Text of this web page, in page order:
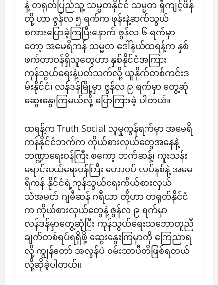
နဲ့ တရုတ်ပြည်သူ့ သမ္မတနိုင်ငံ သမ္မတ ရှီကျင့်ဖိန်
တို့ ဟာ ဇွန်လ ၅ ရက်က ဖုန်းနဲ့ဆက်သွယ်
စကားပြောခဲ့ကြပြီးနောက် ဇွန်လ ၆ ရက်မှာ
တော့ အမေရိကန် သမ္မတ ဒေါ်နယ်ထရန့်က နှစ်
ဖက်တာဝန်ရှိသူတွေဟာ နှစ်နိုင်ငံအကြား
ကုန်သွယ်ရေးနဲ့ပတ်သက်လို့ ယူနိုက်တစ်ကင်းဒ
မ်းနိုင်ငံ၊ လန်ဒန်မြို့မှာ ဇွန်လ ၉ ရက်မှာ တွေ့ဆုံ
ဆွေးနွေးကြမယ်လို့ ပြောကြားခဲ့ ပါတယ်။
ထရန့်က Truth Social လူမှုကွန်ရက်မှာ အမေရိ
ကန်နိုင်ငံဘက်က ကိုယ်စားလှယ်တွေအနေနဲ့
ဘဏ္ဍာရေးဝန်ကြီး စကော့ ဘက်ဆန့်၊ ကူးသန်း
ရောင်းဝယ်ရေးဝန်ကြီး ဟောဝပ် လပ်နစ်နဲ့ အမေ
ရိကန် နိုင်ငံရဲ့ကုန်သွယ်ရေးကိုယ်စားလှယ်
သံအမတ် ဂျမီဆန် ဂရီယာ တို့ဟာ တရုတ်နိုင်ငံ
က ကိုယ်စားလှယ်တွေနဲ့ ဇွန်လ ၉ ရက်မှာ
လန်ဒန်မှာတွေ့ဆုံပြီး ကုန်သွယ်ရေးသဘောတူညီ
ချက်တစ်ရပ်ရရှိဖို့ ဆွေးနွေးကြမှာကို ကြေညာရ
လို့ ကျွန်တော် အလွန်ပဲ ဝမ်းသာပီတိဖြစ်ရတယ်
လို့ဆိုခဲ့ပါတယ်။